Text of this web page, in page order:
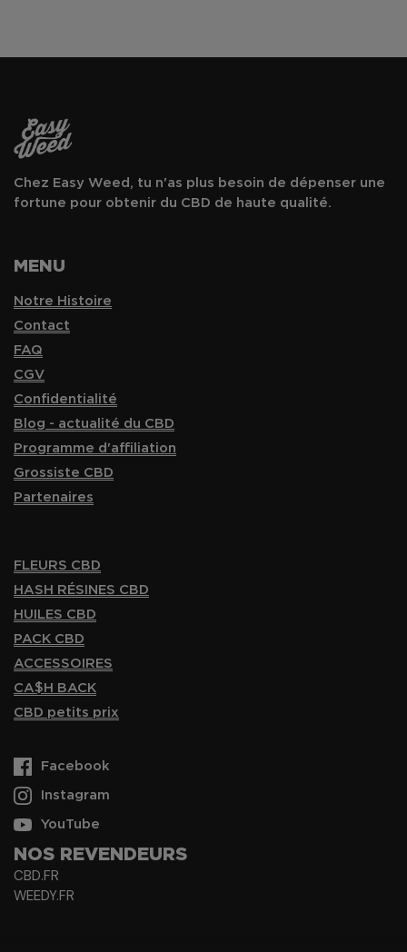
Chez Easy Weed, tu n'as plus besoin de dépenser une
fortune pour obtenir du CBD de haute qualité.
MENU
Notre Histoire
Contact
FAQ
CGV
Confidentialité
Blog - actualité du CBD
Programme d'affiliation
Grossiste CBD
Partenaires
FLEURS CBD
HASH RÉSINES CBD
HUILES CBD
PACK CBD
ACCESSOIRES
CA$H BACK
CBD petits prix
Facebook
Instagram
YouTube
NOS REVENDEURS
CBD.FR
WEEDY.FR